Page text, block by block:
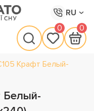
RU
0 0
Крафт Белый-
Белый-